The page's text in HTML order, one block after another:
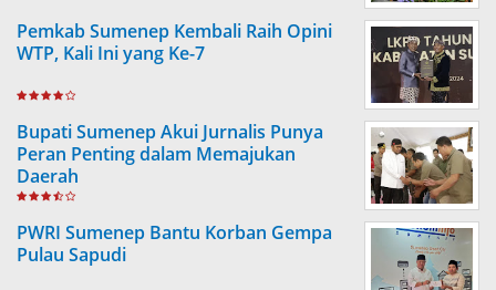
Pemkab Sumenep Kembali Raih Opini
WTP, Kali Ini yang Ke-7
Bupati Sumenep Akui Jurnalis Punya
Peran Penting dalam Memajukan
Daerah
PWRI Sumenep Bantu Korban Gempa
Pulau Sapudi